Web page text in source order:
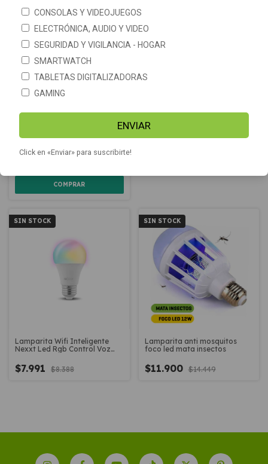
UV conexión USB Trampa Led
Nexxt Led Rgb Control Voz
App Lampara Lamparita Wifi
SIN STOCK
Lamparita Wifi Inteligente
Nexxt Led Rgb Control Voz
$7.991 $8.388
SIN STOCK
Lamparita anti mosquitos
foco led mata insectos
$11.900 $14.449
CONSOLAS Y VIDEOJUEGOS
ELECTRÓNICA, AUDIO Y VIDEO
SEGURIDAD Y VIGILANCIA - HOGAR
SMARTWATCH
TABLETAS DIGITALIZADORAS
GAMING
ENVIAR
Click en «Enviar» para suscribirte!